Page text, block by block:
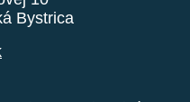
Bystrica